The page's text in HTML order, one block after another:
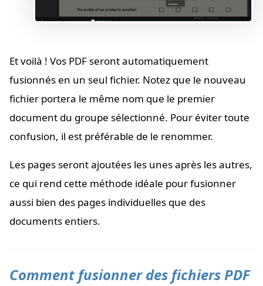
Et voilà ! Vos PDF seront automatiquement
fusionnés en un seul fichier. Notez que le nouveau
fichier portera le même nom que le premier
document du groupe sélectionné. Pour éviter toute
confusion, il est préférable de le renommer.
Les pages seront ajoutées les unes après les autres,
ce qui rend cette méthode idéale pour fusionner
aussi bien des pages individuelles que des
documents entiers.
Comment fusionner des fichiers PDF